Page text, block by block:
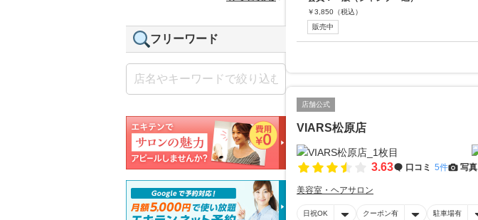
￥3,850 （税込）
販売中
店舗公式
VIARS松原店
3.63 口コミ 5件 写真
美容室・ヘアサロン
日祝OK クーポン有 駐車場有
フリーワード